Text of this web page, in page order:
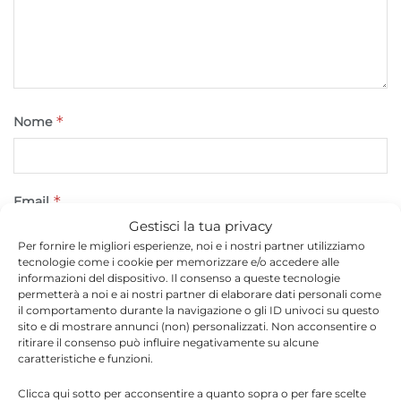
Gestisci la tua privacy
Per fornire le migliori esperienze, noi e i nostri partner utilizziamo
tecnologie come i cookie per memorizzare e/o accedere alle
informazioni del dispositivo. Il consenso a queste tecnologie
permetterà a noi e ai nostri partner di elaborare dati personali come
il comportamento durante la navigazione o gli ID univoci su questo
sito e di mostrare annunci (non) personalizzati. Non acconsentire o
ritirare il consenso può influire negativamente su alcune
caratteristiche e funzioni.
Clicca qui sotto per acconsentire a quanto sopra o per fare scelte
Nome *
Email *
Sito web